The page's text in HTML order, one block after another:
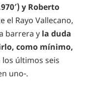
y Roberto
el Rayo Vallecano,
barrera y la duda
como mínimo,
los últimos seis
uno-.